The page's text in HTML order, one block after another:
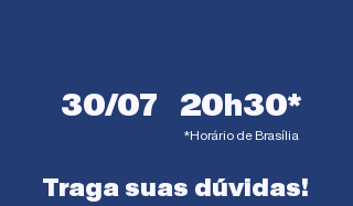
30/07 20h30*
*Horário de Brasília
Traga suas dúvidas!